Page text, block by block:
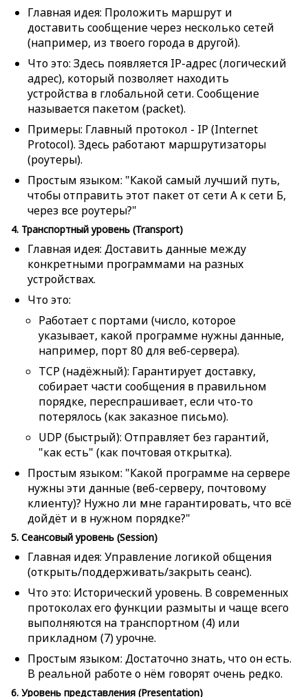
Главная идея: Проложить маршрут и
доставить сообщение через несколько сетей
(например, из твоего города в другой).
Что это: Здесь появляется IP-адрес (логический
адрес), который позволяет находить
устройства в глобальной сети. Сообщение
называется пакетом (packet).
Примеры: Главный протокол - IP (Internet
Protocol). Здесь работают маршрутизаторы
(роутеры).
Простым языком: "Какой самый лучший путь,
чтобы отправить этот пакет от сети А к сети Б,
через все роутеры?"
4. Транспортный уровень (Transport)
Главная идея: Доставить данные между
конкретными программами на разных
устройствах.
Что это:
Работает с портами (число, которое
указывает, какой программе нужны данные,
например, порт 80 для веб-сервера).
TCP (надёжный): Гарантирует доставку,
собирает части сообщения в правильном
порядке, переспрашивает, если что-то
потерялось (как заказное письмо).
UDP (быстрый): Отправляет без гарантий,
"как есть" (как почтовая открытка).
Простым языком: "Какой программе на сервере
нужны эти данные (веб-серверу, почтовому
клиенту)? Нужно ли мне гарантировать, что всё
дойдёт и в нужном порядке?"
5. Сеансовый уровень (Session)
Главная идея: Управление логикой общения
(открыть/поддерживать/закрыть сеанс).
Что это: Исторический уровень. В современных
протоколах его функции размыты и чаще всего
выполняются на транспортном (4) или
прикладном (7) урочне.
Простым языком: Достаточно знать, что он есть.
В реальной работе о нём говорят очень редко.
6. Уровень представления (Presentation)